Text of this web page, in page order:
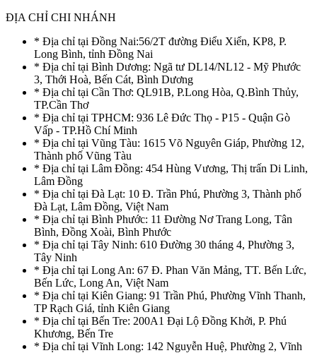
ĐỊA CHỈ CHI NHÁNH
* Địa chỉ tại Đồng Nai:56/2T đường Điểu Xiển, KP8, P.
Long Bình, tỉnh Đồng Nai
* Địa chỉ tại Bình Dương: Ngã tư DL14/NL12 - Mỹ Phước
3, Thới Hoà, Bến Cát, Bình Dương
* Địa chỉ tại Cần Thơ: QL91B, P.Long Hòa, Q.Bình Thủy,
TP.Cần Thơ
* Địa chỉ tại TPHCM: 936 Lê Đức Thọ - P15 - Quận Gò
Vấp - TP.Hồ Chí Minh
* Địa chỉ tại Vũng Tàu: 1615 Võ Nguyên Giáp, Phường 12,
Thành phố Vũng Tàu
* Địa chỉ tại Lâm Đồng: 454 Hùng Vương, Thị trấn Di Linh,
Lâm Đồng
* Địa chỉ tại Đà Lạt: 10 Đ. Trần Phú, Phường 3, Thành phố
Đà Lạt, Lâm Đồng, Việt Nam
* Địa chỉ tại Bình Phước: 11 Đường Nơ Trang Long, Tân
Bình, Đồng Xoài, Bình Phước
* Địa chỉ tại Tây Ninh: 610 Đường 30 tháng 4, Phường 3,
Tây Ninh
* Địa chỉ tại Long An: 67 Đ. Phan Văn Mảng, TT. Bến Lức,
Bến Lức, Long An, Việt Nam
* Địa chỉ tại Kiên Giang: 91 Trần Phú, Phường Vĩnh Thanh,
TP Rạch Giá, tỉnh Kiên Giang
* Địa chỉ tại Bến Tre: 200A1 Đại Lộ Đồng Khởi, P. Phú
Khương, Bến Tre
* Địa chỉ tại Vĩnh Long: 142 Nguyễn Huệ, Phường 2, Vĩnh